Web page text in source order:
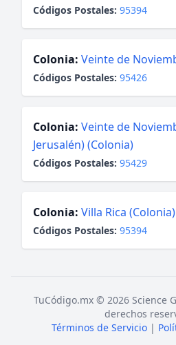
Códigos Postales: 95394
Colonia: Veinte de
Códigos Postales: 95426
Colonia: Veinte de
Jerusalén) (Colonia)
Códigos Postales: 95429
Colonia: Villa Rica (Colonia)
Códigos Postales: 95394
TuCódigo.mx © 2026 Science
derechos
Términos de Servicio |